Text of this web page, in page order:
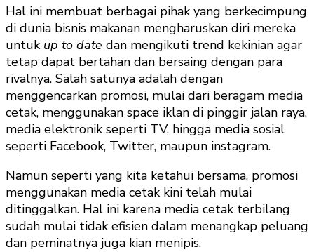
Hal ini membuat berbagai pihak yang berkecimpung
di dunia bisnis makanan mengharuskan diri mereka
untuk up to date dan mengikuti trend kekinian agar
tetap dapat bertahan dan bersaing dengan para
rivalnya. Salah satunya adalah dengan
menggencarkan promosi, mulai dari beragam media
cetak, menggunakan space iklan di pinggir jalan raya,
media elektronik seperti TV, hingga media sosial
seperti Facebook, Twitter, maupun instagram.
Namun seperti yang kita ketahui bersama, promosi
menggunakan media cetak kini telah mulai
ditinggalkan. Hal ini karena media cetak terbilang
sudah mulai tidak efisien dalam menangkap peluang
dan peminatnya juga kian menipis.